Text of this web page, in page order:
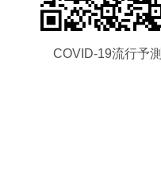
COVID-19流行予測